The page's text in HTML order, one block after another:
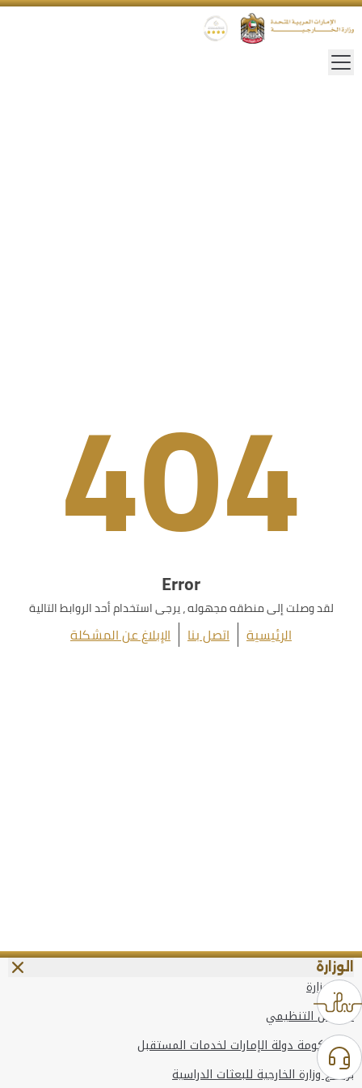
404
Error
لقد وصلت إلى منطقه مجهوله ، يرجى استخدام أحد الروابط التالية
الرئيسية اتصل بنا الإبلاغ عن المشكلة
الوزارة
عن الوزارة
الهيكل التنظيمي
وعد حكومة دولة الإمارات لخدمات المستقبل
برنامج وزارة الخارجية للبعثات الدراسية